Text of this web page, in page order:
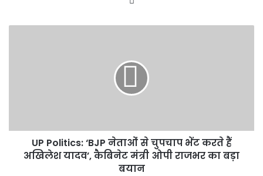
हैं
यादव’,
UP Politics: ‘BJP नेताओं से चुपचाप भेंट करते हैं
अखिलेश यादव’, कैबिनेट मंत्री ओपी राजभर का बड़ा
बयान